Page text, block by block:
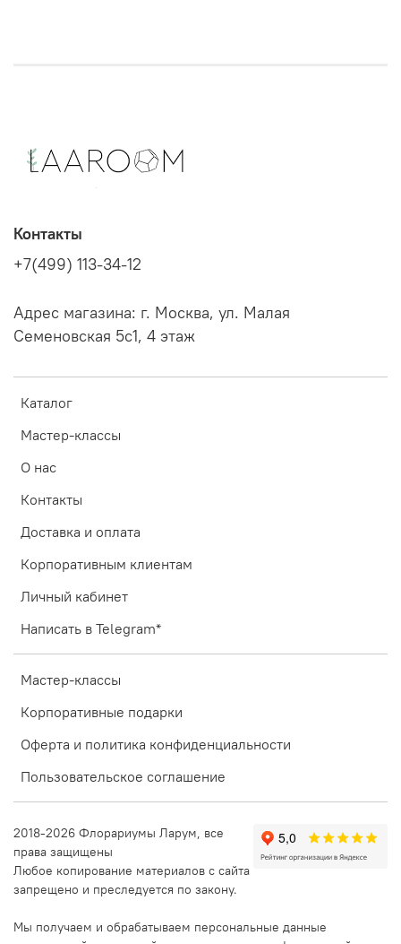
Каталог
Мастер-классы
О нас
Контакты
Доставка и оплата
Корпоративным клиентам
Личный кабинет
Написать в Telegram*
Мастер-классы
Корпоративные подарки
Оферта и политика конфиденциальности
Пользовательское соглашение
Контакты
+7(499) 113-34-12
Адрес магазина: г. Москва, ул. Малая
Семеновская 5с1, 4 этаж
2018-2026 Флорариумы Ларум, все
права защищены
Любое копирование материалов с сайта
запрещено и преследуется по закону.
Мы получаем и обрабатываем персональные данные